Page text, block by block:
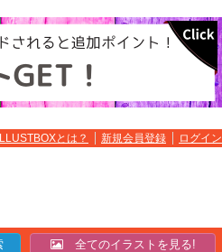
ILLUSTBOXとは？ 新規会員登録 ログイン
全てのイラストを見る!